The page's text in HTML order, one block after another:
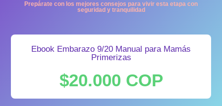
Prepárate con los mejores consejos para vivir esta etapa con
seguridad y tranquilidad
Ebook Embarazo 9/20 Manual para Mamás
Primerizas
$20.000 COP